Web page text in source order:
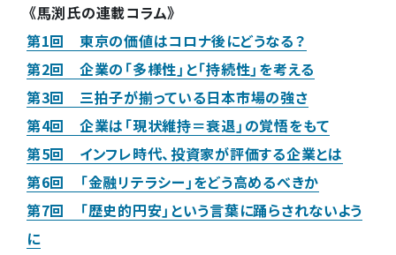
《馬渕氏の連載コラム》
第1回 東京の価値はコロナ後にどうなる？
第2回 企業の「多様性」と「持続性」を考える
第3回 三拍子が揃っている日本市場の強さ
第4回 企業は「現状維持＝衰退」の覚悟をもて
第5回 インフレ時代、投資家が評価する企業とは
第6回 「金融リテラシー」をどう高めるべきか
第7回 「歴史的円安」という言葉に踊らされないよう
に